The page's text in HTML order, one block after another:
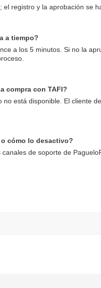
registro y la aprobación se
a tiempo?
a los 5 minutos. Si no la
compra con TAFI?
está disponible. El cliente
cómo lo desactivo?
de soporte de